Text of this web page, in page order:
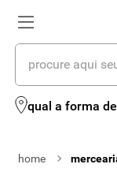
procure aqui seus
qual a forma
termos mais
2º leite